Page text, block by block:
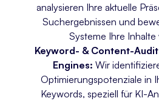
analysieren Ihre aktuelle
Suchergebnissen und
Systeme Ihre Inhalte
Keyword- & Content-
Engines: Wir
Optimierungspotenziale in
Keywords, speziell für KI-